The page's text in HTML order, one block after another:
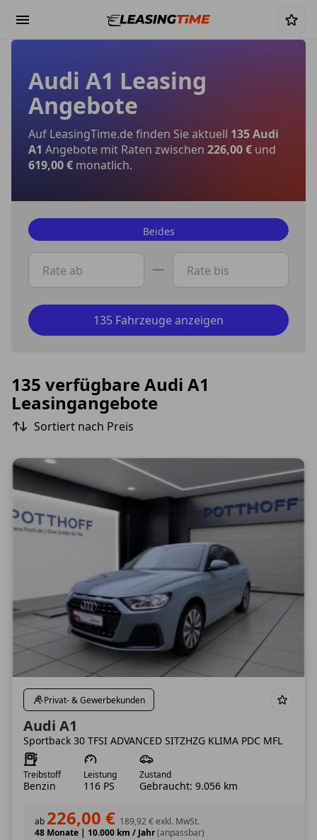
Audi A1 Leasing
Angebote
Auf LeasingTime.de finden Sie aktuell 135 Audi
A1 Angebote mit Raten zwischen 226,00 € und
619,00 € monatlich.
Beides
Gewerbe
Rate ab Rate bis
135 Fahrzeuge anzeigen
135 verfügbare Audi A1
Leasingangebote
Sortiert nach Preis
Privat- & Gewerbekunden
Audi A1
Sportback 30 TFSI ADVANCED SITZHZG KLIMA PDC MFL
Treibstoff
Benzin
Leistung
116 PS
Zustand
Gebraucht: 9.056 km
ab 226,00 € 189,92 €exkl. MwSt.
48 Monate | 10.000 km / Jahr(anpassbar)